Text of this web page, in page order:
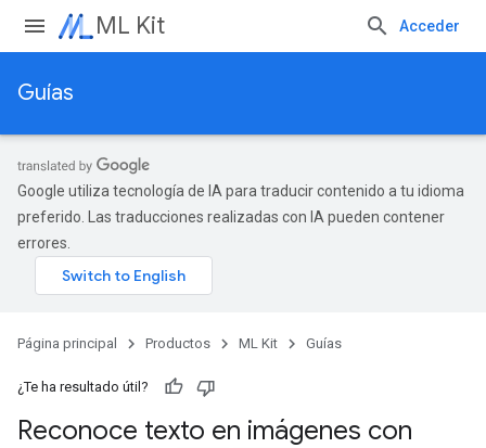
ML Kit Acceder
Guías
Google utiliza tecnología de IA para traducir contenido a tu idioma
preferido. Las traducciones realizadas con IA pueden contener
errores.
Página principal Productos ML Kit Guías
¿Te ha resultado útil?
Reconoce texto en imágenes con